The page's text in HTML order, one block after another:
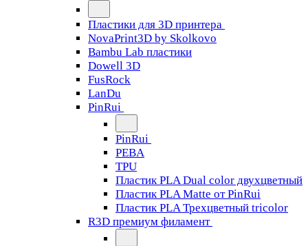
Пластики для 3D принтера
NovaPrint3D by Skolkovo
Bambu Lab пластики
Dowell 3D
FusRock
LanDu
PinRui
PinRui
PEBA
TPU
Пластик PLA Dual color двухцветный
Пластик PLA Matte от PinRui
Пластик PLA Трехцветный tricolor
R3D премиум филамент